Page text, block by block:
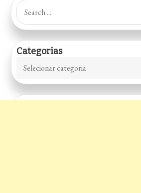
Search
for:
Categorias
Categorias